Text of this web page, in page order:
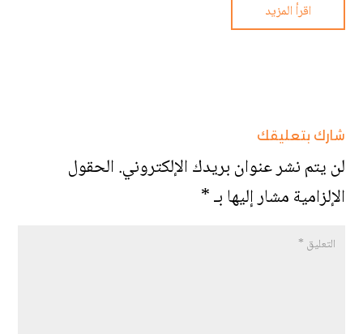
اقرأ المزيد
شارك بتعليقك
لن يتم نشر عنوان بريدك الإلكتروني.الحقول
الإلزامية مشار إليها بـ*